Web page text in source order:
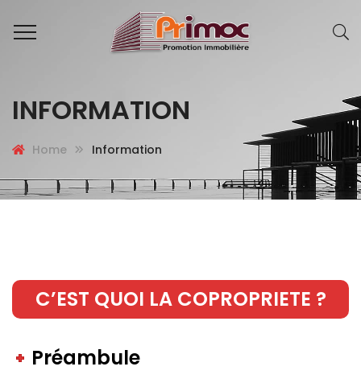
INFORMATION
Home Information
C’EST QUOI LA COPROPRIETE ?
Préambule